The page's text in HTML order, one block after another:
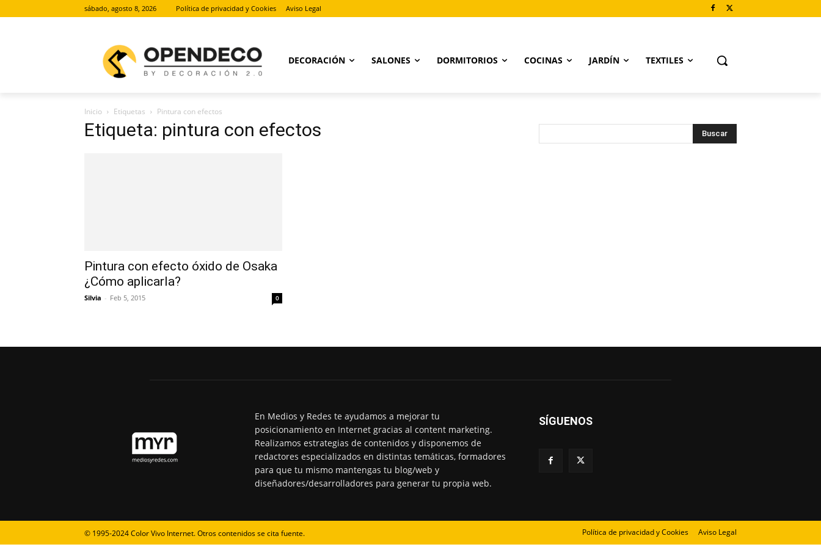
sábado, agosto 8, 2026 Política de privacidad y Cookies Aviso Legal
DECORACIÓN SALONES DORMITORIOS COCINAS JARDÍN TEXTILES
Inicio Etiquetas Pintura con efectos
Etiqueta: pintura con efectos
Pintura con efecto óxido de Osaka
¿Cómo aplicarla?
Silvia - Feb 5, 2015 0
En Medios y Redes te ayudamos a mejorar tu
posicionamiento en Internet gracias al content marketing.
Realizamos estrategias de contenidos y disponemos de
redactores especializados en distintas temáticas, formadores
para que tu mismo mantengas tu blog/web y
diseñadores/desarrolladores para generar tu propia web.
SÍGUENOS
© 1995-2024 Color Vivo Internet. Otros contenidos se cita fuente. Política de privacidad y Cookies Aviso Legal